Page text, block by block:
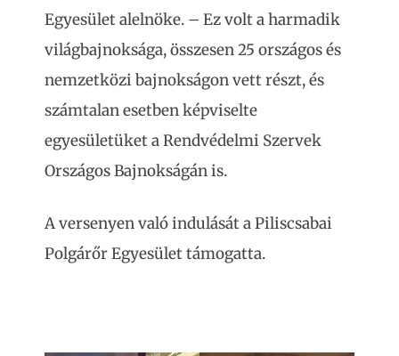
Egyesület alelnöke. – Ez volt a harmadik
világbajnoksága, összesen 25 országos és
nemzetközi bajnokságon vett részt, és
számtalan esetben képviselte
egyesületüket a Rendvédelmi Szervek
Országos Bajnokságán is.
A versenyen való indulását a Piliscsabai
Polgárőr Egyesület támogatta.